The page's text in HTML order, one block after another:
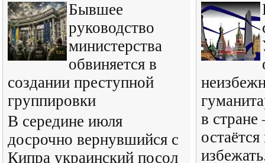
Бывшее
руководство
министерства
обвиняется в
создании преступной
группировки
В середине июля
досрочно вернувшийся с
Кипра украинский посол
в